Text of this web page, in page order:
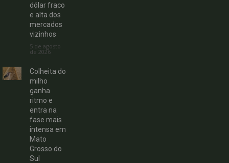
dólar fraco
e alta dos
mercados
vizinhos
5 de agosto
de 2026
Colheita do
milho
ganha
ritmo e
entra na
fase mais
intensa em
Mato
Grosso do
Sul